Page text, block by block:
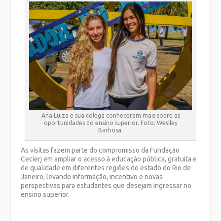
Ana Luiza e sua colega conheceram mais sobre as
oportunidades do ensino superior. Foto: Weslley
Barbosa.
As visitas fazem parte do compromisso da Fundação
Cecierj em ampliar o acesso à educação pública, gratuita e
de qualidade em diferentes regiões do estado do Rio de
Janeiro, levando informação, incentivo e novas
perspectivas para estudantes que desejam ingressar no
ensino superior.